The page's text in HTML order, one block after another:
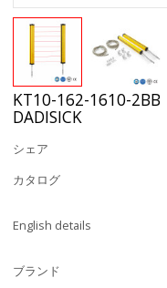
KT10-162-1610-2BB
DADISICK
シェア
カタログ
English details
ブランド